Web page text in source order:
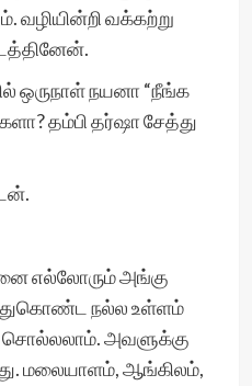
வழியின்றி வக்கற்று
ஒருநாள் நயனா “நீங்க
தம்பி தர்ஷா சேத்து
எல்லோரும் அங்கு
நல்ல உள்ளம்
அவளுக்கு
மலையாளம், ஆங்கிலம்,